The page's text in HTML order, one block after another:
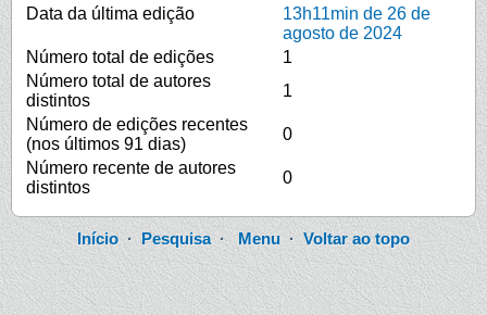
Data da última edição
13h11min de 26 de
agosto de 2024
Número total de edições
1
Número total de autores
distintos
1
Número de edições recentes
(nos últimos 91 dias)
0
Número recente de autores
distintos
0
Início·Pesquisa·Menu ·Voltar ao topo